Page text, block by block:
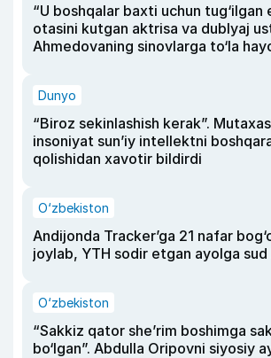
“U boshqalar baxti uchun tug‘ilgan
otasini kutgan aktrisa va dublyaj
Ahmedovaning sinovlarga to‘la
Dunyo
“Biroz sekinlashish kerak”.
insoniyat sun’iy intellektni
qolishidan xavotir bildirdi
O‘zbekiston
Andijonda Tracker’ga 21 nafar
joylab, YTH sodir etgan ayolga sud
O‘zbekiston
“Sakkiz qator she’rim boshimga
bo‘lgan”. Abdulla Oripovni siyosiy